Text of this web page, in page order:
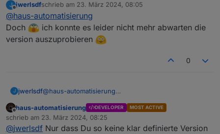
generierte Code hat sich geändert
PS: Wie kommst Du überhaupt an die
neue Version? Da die Tests fehlschlagen
ist die Version ja nicht auf npm.
Hoffentlich nicht über GitHub installiert
😉
J
Offline
jwerlsdfschrieb am 23. März 2024, 08:05
zuletzt editiert von
@haus-automatisierung
Doch
ich konnte es leider nicht mehr abwarten die
version auszuprobieren
0
J jwerlsdf@haus-automatisierung
die version auszuprobieren
Offline
haus-automatisierung DEVELOPER MOST ACTIVE
schrieb am 23. März 2024, 08:25
zuletzt editiert von
@jwerlsdf Nur dass Du so keine klar definierte Version